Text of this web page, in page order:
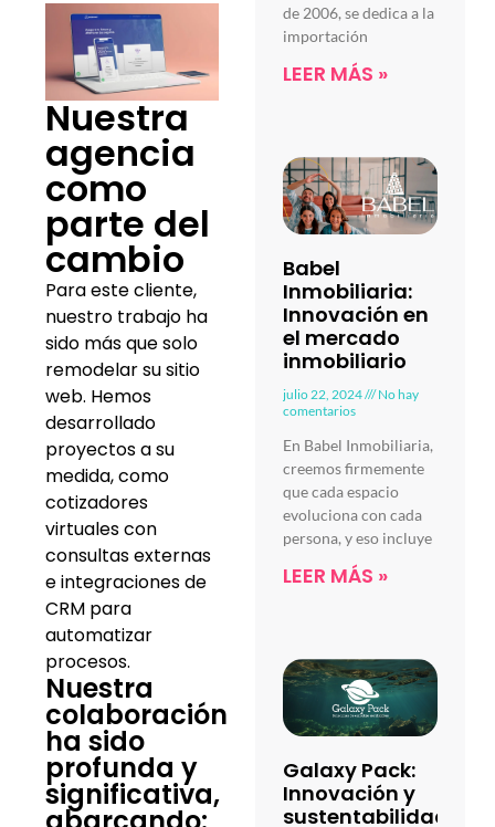
Nuestra
agencia
como
parte del
cambio
Para este cliente,
nuestro trabajo ha
sido más que solo
remodelar su sitio
web. Hemos
desarrollado
proyectos a su
medida, como
cotizadores
virtuales con
consultas externas
e integraciones de
CRM para
automatizar
procesos.
Nuestra
colaboración
ha sido
profunda y
significativa,
de 2006, se dedica a la
importación
LEER MÁS »
Babel
Inmobiliaria:
Innovación en
el mercado
inmobiliario
julio 22, 2024
No hay
comentarios
En Babel Inmobiliaria,
creemos firmemente
que cada espacio
evoluciona con cada
persona, y eso incluye
LEER MÁS »
Galaxy Pack:
Innovación y
sustentabilidad